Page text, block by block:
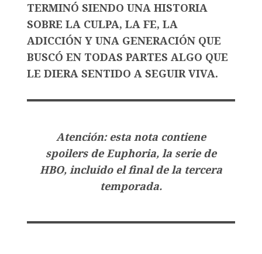
TERMINÓ SIENDO UNA HISTORIA
SOBRE LA CULPA, LA FE, LA
ADICCIÓN Y UNA GENERACIÓN QUE
BUSCÓ EN TODAS PARTES ALGO QUE
LE DIERA SENTIDO A SEGUIR VIVA.
Atención: esta nota contiene
spoilers de Euphoria, la serie de
HBO, incluido el final de la tercera
temporada.